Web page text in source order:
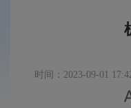
时间：2023-09-01